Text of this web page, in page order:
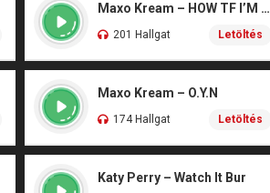
Maxo Kream – HOW TF I’M LUCKY
201 Hallgat Letöltés
Maxo Kream – O.Y.N
174 Hallgat Letöltés
Katy Perry – Watch It Bur